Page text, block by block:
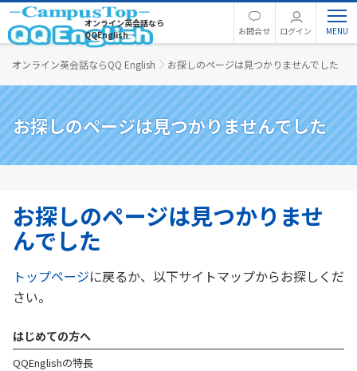
オンライン英会話なら
QQEnglish
お問合せ ログイン
オンライン英会話ならQQ English お探しのページは見つかりませんでした
お探しのページは見つかりませんでした
お探しのページは見つかりませ
んでした
トップページに戻るか、以下サイトマップからお探しくだ
さい。
はじめての方へ
QQEnglishの特長